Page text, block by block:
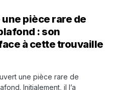
pièce rare de
: son
à cette trouvaille
une pièce rare de
Initialement, il l’a